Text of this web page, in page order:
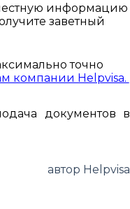
информацию
заветный
компании Helpvisa.
документов в
автор Helpvisa